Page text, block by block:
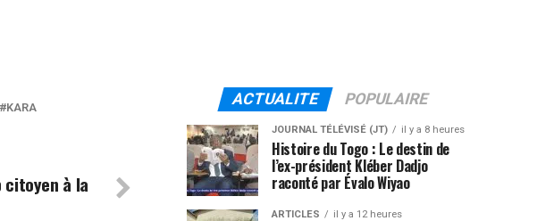
KARA
citoyen à la
ACTUALITE POPULAIRE
JOURNAL TÉLÉVISÉ (JT) il y a 8 heures
Histoire du Togo : Le destin de
l’ex-président Kléber Dadjo
raconté par Évalo Wiyao
ARTICLES il y a 12 heures